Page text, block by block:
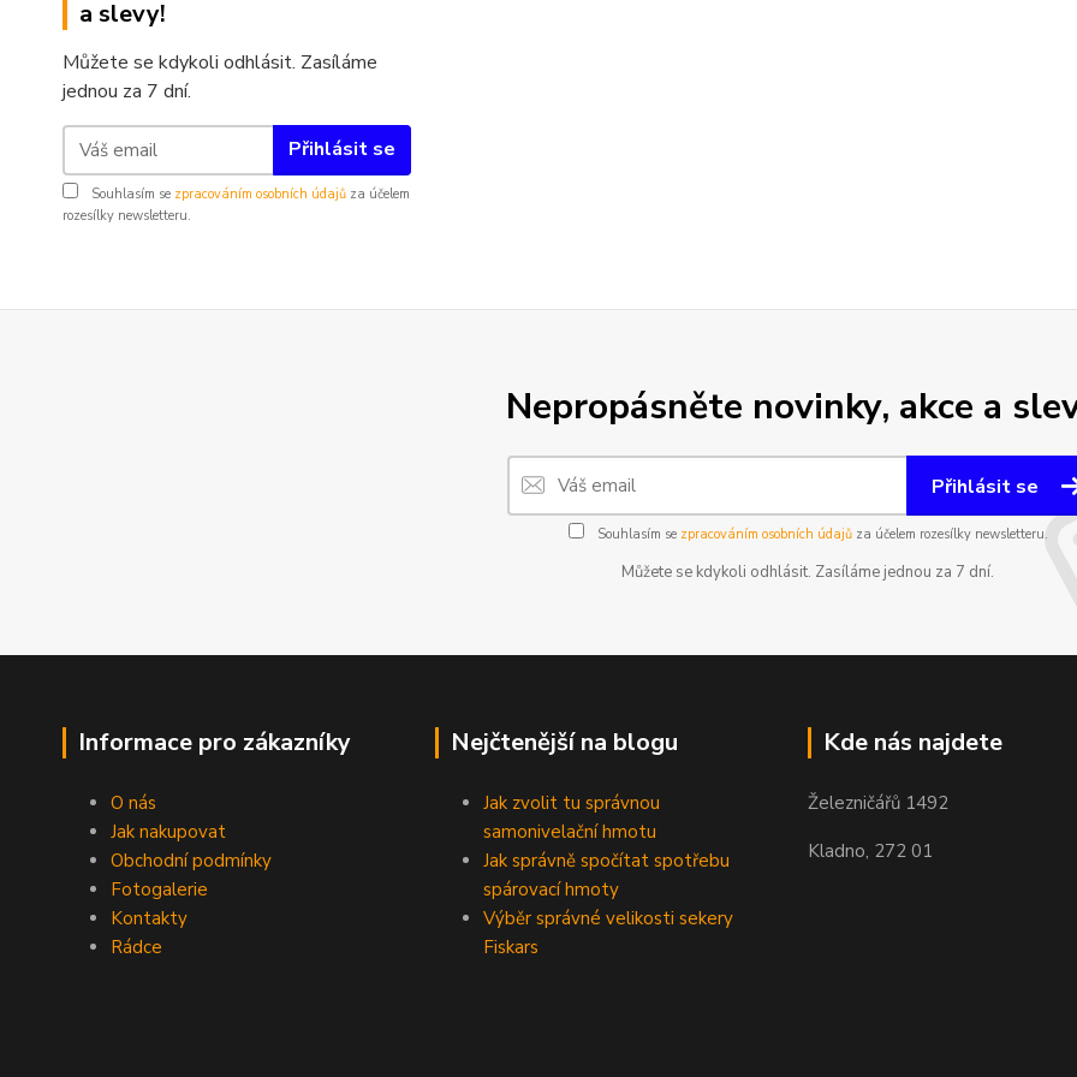
a slevy!
Můžete se kdykoli odhlásit. Zasíláme
jednou za 7 dní.
Přihlásit se
Souhlasím se zpracováním osobních údajů za účelem
rozesílky newsletteru.
Nepropásněte novinky, akce a
Přihlásit se
Souhlasím se zpracováním osobních údajůza účelem rozesílky newsletteru.
Můžete se kdykoli odhlásit. Zasíláme jednou za 7 dní.
Informace pro zákazníky
O nás
Jak nakupovat
Obchodní podmínky
Fotogalerie
Kontakty
Rádce
Nejčtenější na blogu
Jak zvolit tu správnou
samonivelační hmotu
Jak správně spočítat spotřebu
spárovací hmoty
Výběr správné velikosti sekery
Fiskars
Kde nás najdete
Železničářů 1492
Kladno, 272 01